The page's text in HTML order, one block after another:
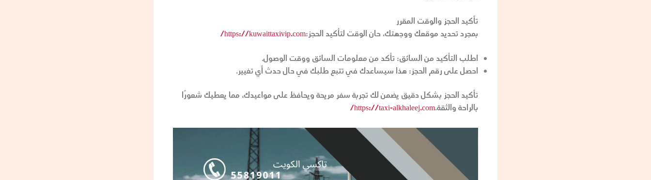
تأكيد الحجز والوقت المقرر
بمجرد تحديد موقعك ووجهتك، حان الوقت لتأكيد الحجز:https://kuwaittaxivip.com/
اطلب التأكيد من السائق: تأكد من معلومات السائق ووقت الوصول.
احصل على رقم الحجز: هذا سيساعدك في تتبع طلبك في حال حدث أي تغيير.
تأكيد الحجز بشكل دقيق يضمن لك تجربة سفر مريحة ويحافظ على مواعيدك، مما يعطيك شعورًا
بالراحة والثقة.https://taxi-alkhaleej.com/